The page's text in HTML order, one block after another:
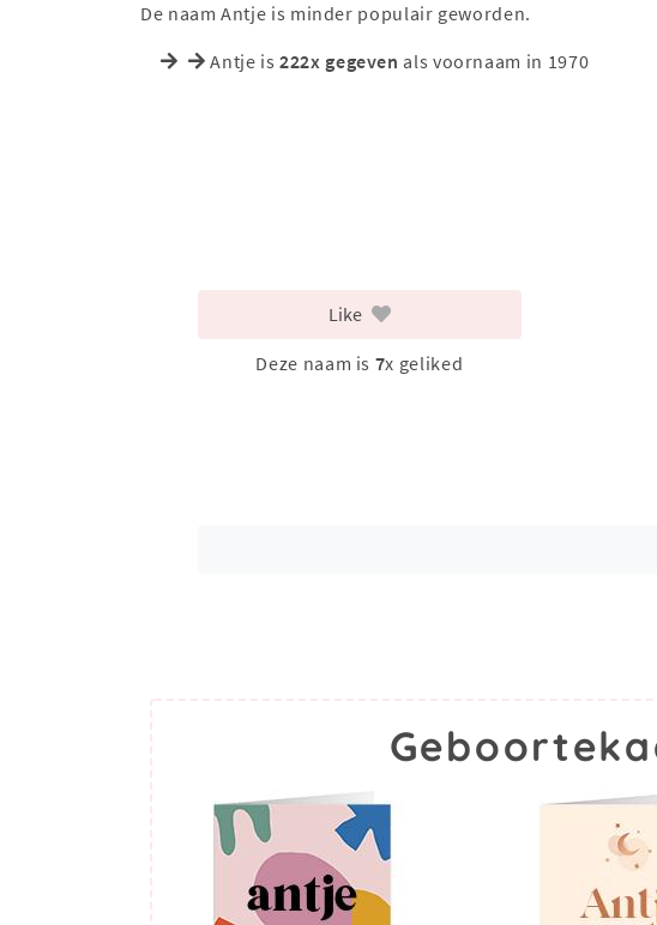
De naam Antje is minder populair geworden.
Antje is222x gegeven als voornaam in 1970
Like
Deze naam is 7x geliked